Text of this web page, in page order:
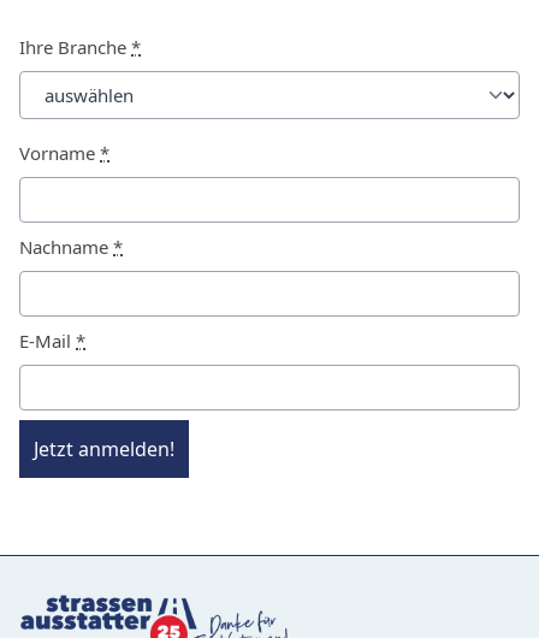
Ihre Branche *
Vorname *
Nachname *
E-Mail *
Jetzt anmelden!